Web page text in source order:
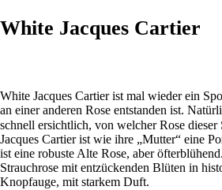
White Jacques Cartier
White Jacques Cartier ist mal wieder ein
an einer anderen Rose entstanden ist.
schnell ersichtlich, von welcher Rose
Jacques Cartier ist wie ihre „Mutter“ eine
ist eine robuste Alte Rose, aber
Strauchrose mit entzückenden Blüten in
Knopfauge, mit starkem Duft.